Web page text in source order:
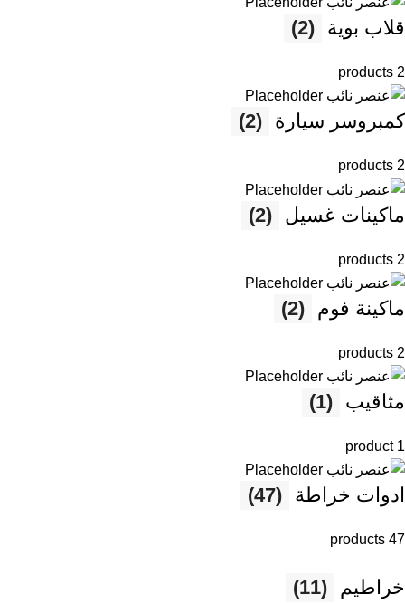
قلاب بوية (2)
2 products
كمبروسر سيارة (2)
2 products
ماكينات غسيل (2)
2 products
ماكينة فوم (2)
2 products
مثاقيب (1)
1 product
ادوات خراطة (47)
47 products
خراطيم (11)